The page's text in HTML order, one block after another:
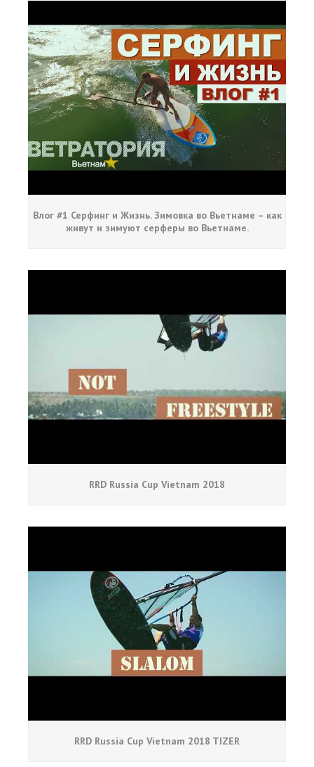
Влог #1 Серфинг и Жизнь. Зимовка во Вьетнаме – как
живут и зимуют серферы во Вьетнаме.
RRD Russia Cup Vietnam 2018
RRD Russia Cup Vietnam 2018 TIZER